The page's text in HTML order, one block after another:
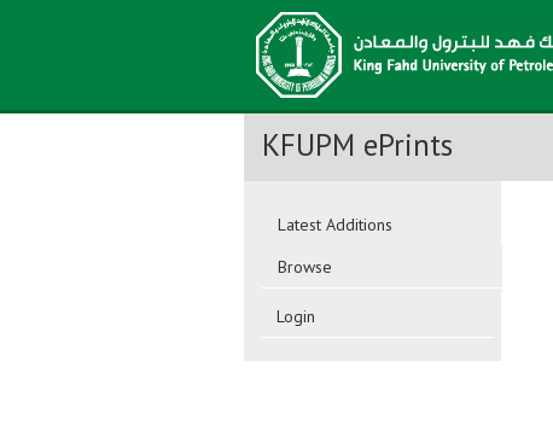
KFUPM ePrints
Latest Additions
Browse
Login